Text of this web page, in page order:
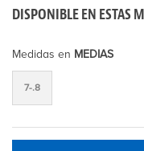
DISPONIBLE EN ESTAS
Medidas en MEDIAS
7-.8